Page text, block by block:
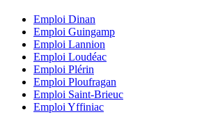
Emploi Dinan
Emploi Guingamp
Emploi Lannion
Emploi Loudéac
Emploi Plérin
Emploi Ploufragan
Emploi Saint-Brieuc
Emploi Yffiniac